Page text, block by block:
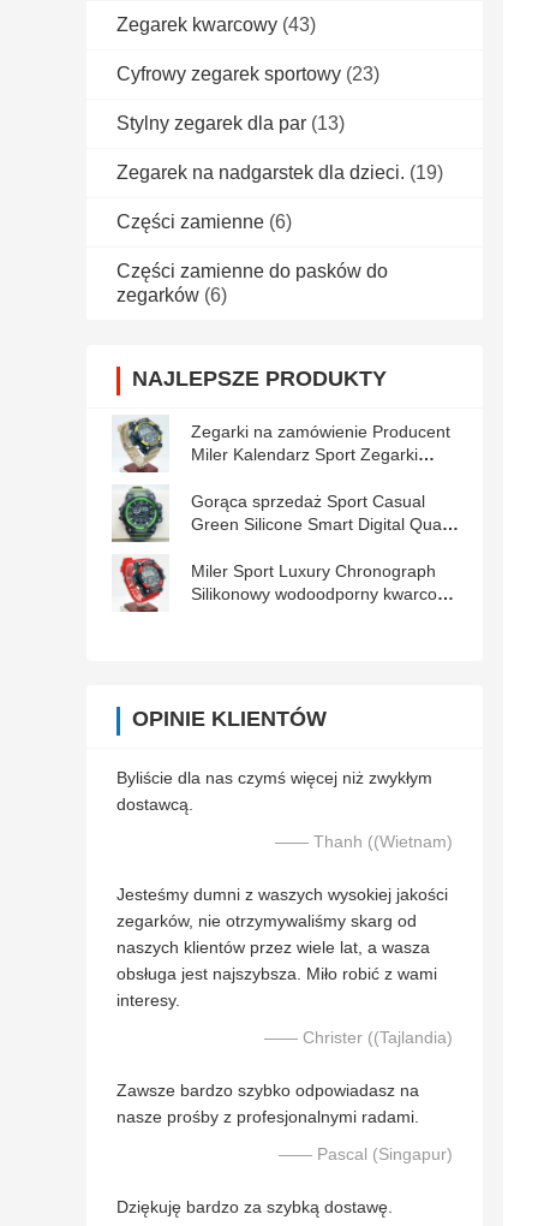
Zegarek kwarcowy (43)
Cyfrowy zegarek sportowy (23)
Stylny zegarek dla par (13)
Zegarek na nadgarstek dla dzieci. (19)
Części zamienne (6)
Części zamienne do pasków do
zegarków (6)
NAJLEPSZE PRODUKTY
Zegarki na zamówienie Producent
Miler Kalendarz Sport Zegarki
Gorąca sprzedaż Sport Casual
Green Silicone Smart Digital Quartz
Miler Sport Luxury Chronograph
Silikonowy wodoodporny kwarcowy
OPINIE KLIENTÓW
Byliście dla nas czymś więcej niż zwykłym
dostawcą.
—— Thanh ((Wietnam)
Jesteśmy dumni z waszych wysokiej jakości
zegarków, nie otrzymywaliśmy skarg od
naszych klientów przez wiele lat, a wasza
obsługa jest najszybsza. Miło robić z wami
interesy.
—— Christer ((Tajlandia)
Zawsze bardzo szybko odpowiadasz na
nasze prośby z profesjonalnymi radami.
—— Pascal (Singapur)
Dziękuję bardzo za szybką dostawę.